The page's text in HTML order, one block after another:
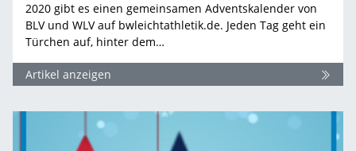
2020 gibt es einen gemeinsamen Adventskalender von
BLV und WLV auf bwleichtathletik.de. Jeden Tag geht ein
Türchen auf, hinter dem…
Artikel anzeigen